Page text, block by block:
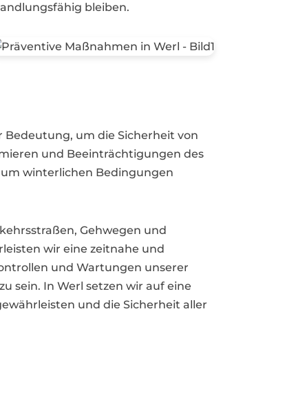
bleiben.
um die Sicherheit von
und Beeinträchtigungen des
um winterlichen Bedingungen
Gehwegen und
wir eine zeitnahe und
und Wartungen unserer
sein. In Werl setzen wir auf eine
und die Sicherheit aller